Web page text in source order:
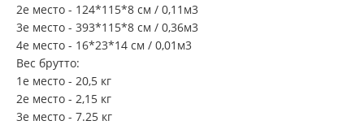
2е место - 124*115*8 см / 0,11м3
3е место - 393*115*8 см / 0,36м3
4е место - 16*23*14 см / 0,01м3
Вес брутто:
1е место - 20,5 кг
2е место - 2,15 кг
3е место - 7.25 кг